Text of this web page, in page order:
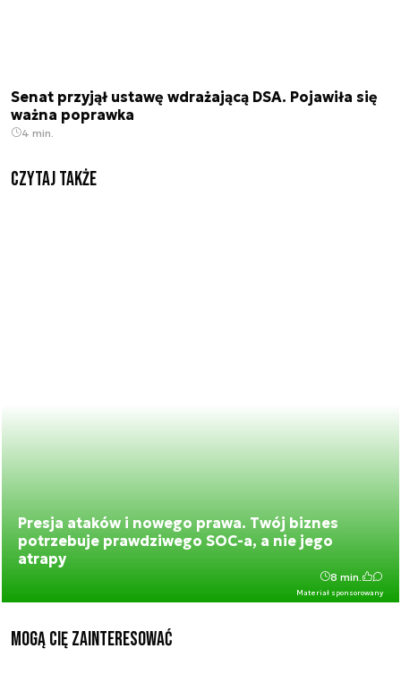
Senat przyjął ustawę wdrażającą DSA. Pojawiła się
ważna poprawka
4 min.
Czytaj także
Presja ataków i nowego prawa. Twój biznes
potrzebuje prawdziwego SOC-a, a nie jego
atrapy
Materiał sponsorowany
8 min.
Mogą Cię zainteresować